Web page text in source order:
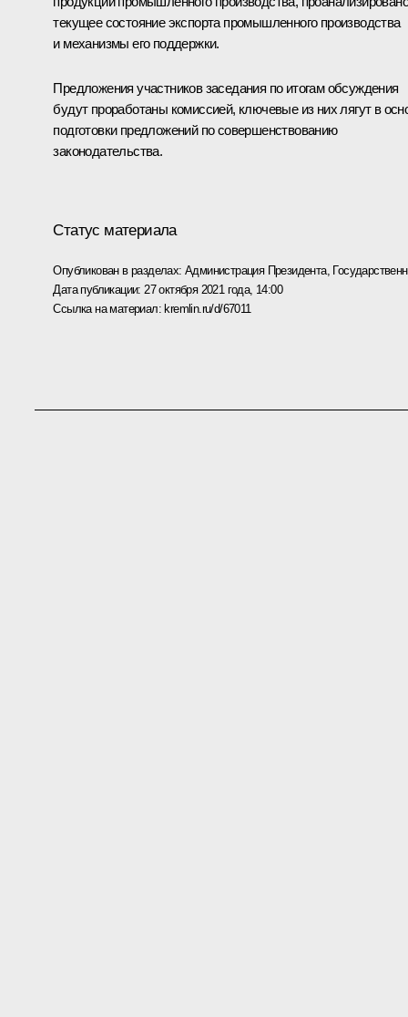
текущее состояние экспорта промышленного производства
и механизмы его поддержки.
Предложения участников заседания по итогам обсуждения
будут проработаны комиссией, ключевые из них лягут в
подготовки предложений по совершенствованию
законодательства.
Статус материала
Опубликован в разделах: Администрация Президента,
Дата публикации: 27 октября 2021 года, 14:00
Ссылка на материал: kremlin.ru/d/67011